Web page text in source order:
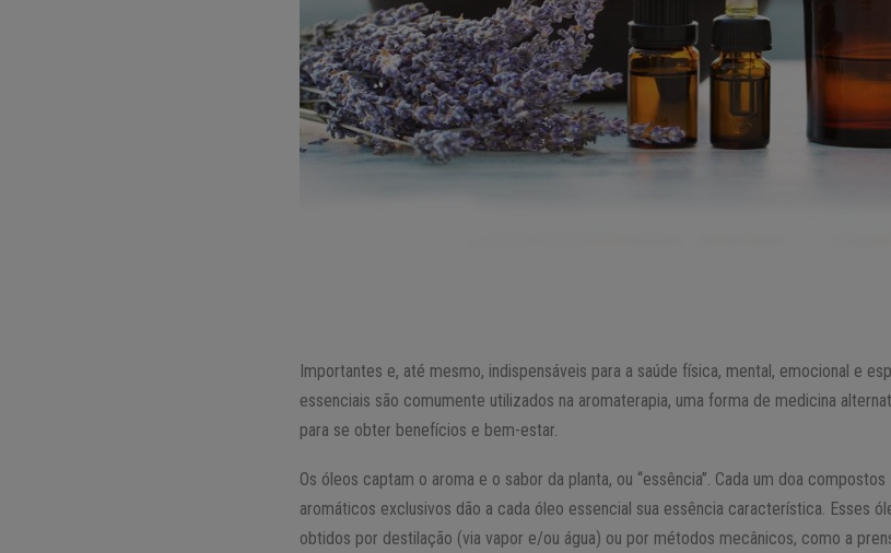
Importantes e, até mesmo, indispensáveis para a saúde física, mental, emocional e
essenciais são comumente utilizados na aromaterapia, uma forma de medicina
para se obter benefícios e bem-estar.
Os óleos captam o aroma e o sabor da planta, ou “essência”. Cada um doa compostos
aromáticos exclusivos dão a cada óleo essencial sua essência característica. Esses
obtidos por destilação (via vapor e/ou água) ou por métodos mecânicos, como a